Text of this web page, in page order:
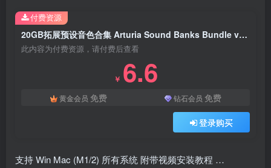
20GB拓展预设音色合集 Arturia Sound Banks Bundle v2024.1
此内容为付费资源，请付费后查看
￥ 6.6
黄金会员 免费 钻石会员 免费
登录购买
付费资源
支持 Win Mac (M1/2) 所有系统 附带视频安装教程 …